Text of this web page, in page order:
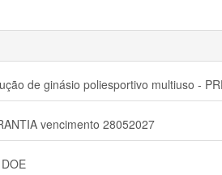
de ginásio poliesportivo multiuso -
vencimento 28052027